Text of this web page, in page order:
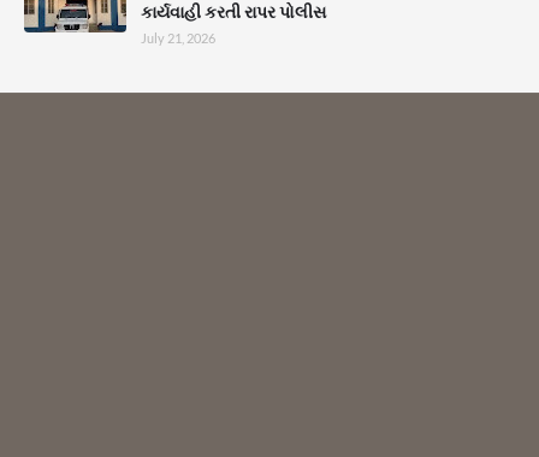
કાર્યવાહી કરતી રાપર પોલીસ
July 21, 2026